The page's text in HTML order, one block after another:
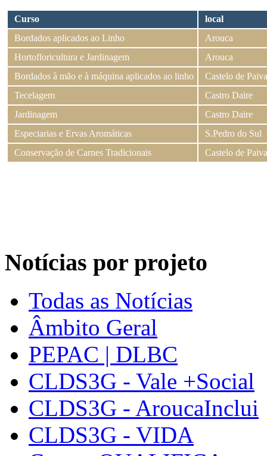
Curso
local
Bordados aplicados ao Linho
Arouca
Hortofloricultura e Jardinagem
Arouca
Bordados à mão e à máquina aplicados ao linho
Castelo de Paiva
Tecelagem
Castro Daire
Jardinagem
Castro Daire
Especiarias e Ervas Aromáticas
S.Pedro do Sul
Conservação de Carnes Tradicionais
Castelo de Paiva
Notícias por projeto
Todas as Notícias
Âmbito Geral
PEPAC | DLBC
CLDS3G - Vale +Social
CLDS3G - AroucaInclui
CLDS3G - VIDA